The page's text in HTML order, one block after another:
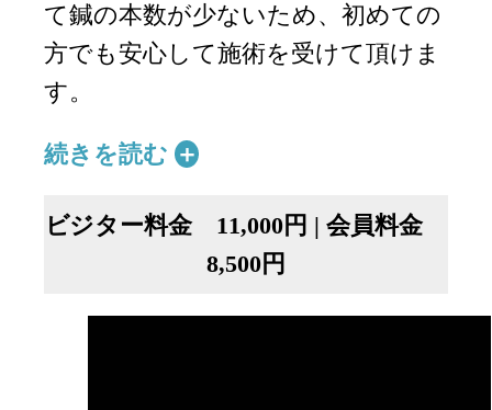
て鍼の本数が少ないため、初めての
方でも安心して施術を受けて頂けま
す。
続きを読む
ビジター料金 11,000円 | 会員料金
8,500円